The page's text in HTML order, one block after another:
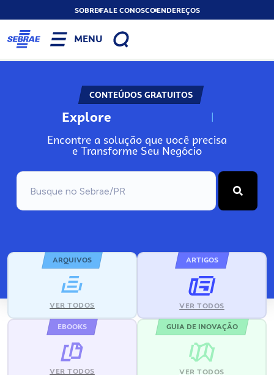
SOBREFALE CONOSCOENDEREÇOS
MENU
CONTEÚDOS GRATUITOS
Explore N
Encontre a solução que você precisa
e Transforme Seu Negócio
ARQUIVOS
VER TODOS
ARTIGOS
VER TODOS
EBOOKS
VER TODOS
GUIA DE INOVAÇÃO
VER TODOS